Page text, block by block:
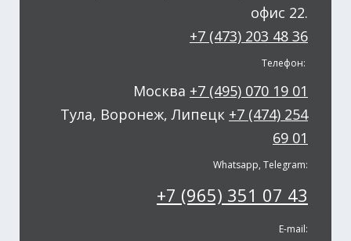
офис 22.
+7 (473) 203 48 36
Телефон:
Москва +7 (495) 070 19 01
Тула, Воронеж, Липецк +7 (474) 254
69 01
Whatsapp, Telegram:
+7 (965) 351 07 43
E-mail: